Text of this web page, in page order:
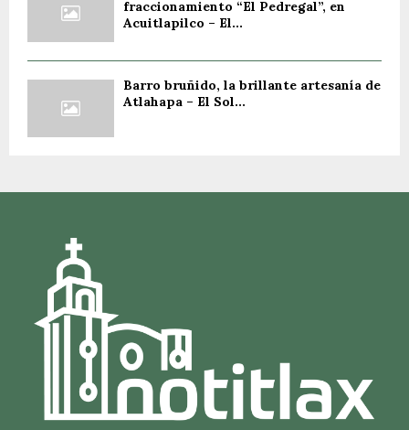
fraccionamiento “El Pedregal”, en
Acuitlapilco – El...
Barro bruñido, la brillante artesanía de
Atlahapa – El Sol...